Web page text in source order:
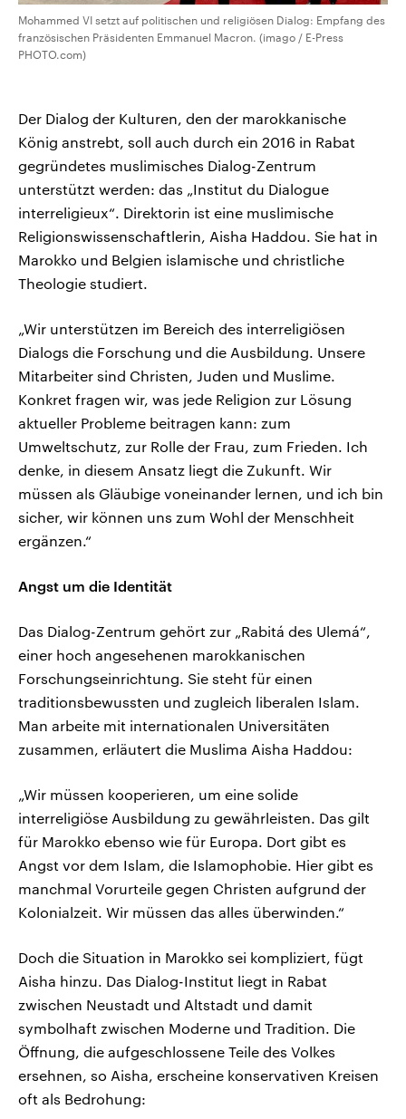
Mohammed VI setzt auf politischen und religiösen Dialog: Empfang des
französischen Präsidenten Emmanuel Macron. (imago / E-Press
PHOTO.com)
Der Dialog der Kulturen, den der marokkanische
König anstrebt, soll auch durch ein 2016 in Rabat
gegründetes muslimisches Dialog-Zentrum
unterstützt werden: das „Institut du Dialogue
interreligieux“. Direktorin ist eine muslimische
Religionswissenschaftlerin, Aisha Haddou. Sie hat in
Marokko und Belgien islamische und christliche
Theologie studiert.
„Wir unterstützen im Bereich des interreligiösen
Dialogs die Forschung und die Ausbildung. Unsere
Mitarbeiter sind Christen, Juden und Muslime.
Konkret fragen wir, was jede Religion zur Lösung
aktueller Probleme beitragen kann: zum
Umweltschutz, zur Rolle der Frau, zum Frieden. Ich
denke, in diesem Ansatz liegt die Zukunft. Wir
müssen als Gläubige voneinander lernen, und ich bin
sicher, wir können uns zum Wohl der Menschheit
ergänzen.“
Angst um die Identität
Das Dialog-Zentrum gehört zur „Rabitá des Ulemá“,
einer hoch angesehenen marokkanischen
Forschungseinrichtung. Sie steht für einen
traditionsbewussten und zugleich liberalen Islam.
Man arbeite mit internationalen Universitäten
zusammen, erläutert die Muslima Aisha Haddou:
„Wir müssen kooperieren, um eine solide
interreligiöse Ausbildung zu gewährleisten. Das gilt
für Marokko ebenso wie für Europa. Dort gibt es
Angst vor dem Islam, die Islamophobie. Hier gibt es
manchmal Vorurteile gegen Christen aufgrund der
Kolonialzeit. Wir müssen das alles überwinden.“
Doch die Situation in Marokko sei kompliziert, fügt
Aisha hinzu. Das Dialog-Institut liegt in Rabat
zwischen Neustadt und Altstadt und damit
symbolhaft zwischen Moderne und Tradition. Die
Öffnung, die aufgeschlossene Teile des Volkes
ersehnen, so Aisha, erscheine konservativen Kreisen
oft als Bedrohung: